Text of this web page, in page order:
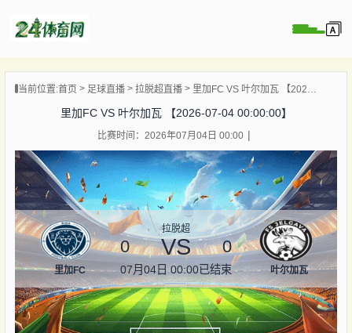
播
播
播
当前位置:首页 足球直播 拉脱超直播 里加FC VS 叶尔加瓦 【2026-07-04 00:00:00】
里加FC VS 叶尔加瓦 【2026-07-04 00:00:00】
比赛时间：2026年07月04日 00:00
里加FC
拉脱超
0 VS 0
07月04日 00:00已结束 叶尔加瓦